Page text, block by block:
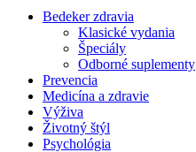
Bedeker zdravia
Klasické vydania
Špeciály
Odborné suplementy
Prevencia
Medicína a zdravie
Výživa
Životný štýl
Psychológia